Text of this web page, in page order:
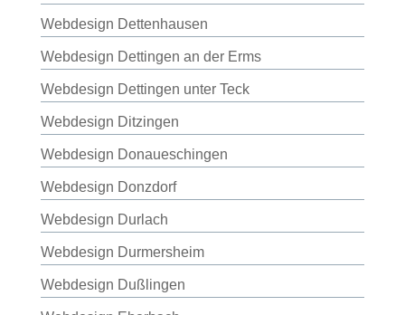
Webdesign Dettenhausen
Webdesign Dettingen an der Erms
Webdesign Dettingen unter Teck
Webdesign Ditzingen
Webdesign Donaueschingen
Webdesign Donzdorf
Webdesign Durlach
Webdesign Durmersheim
Webdesign Dußlingen